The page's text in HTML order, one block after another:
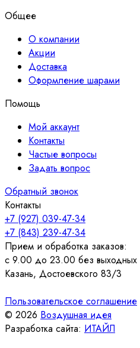
Общее
О компании
Акции
Доставка
Оформление шарами
Помощь
Мой аккаунт
Контакты
Частые вопросы
Задать вопрос
Обратный звонок
Контакты
+7 (927) 039-47-34
+7 (843) 239-47-34
Прием и обработка заказов:
с 9.00 до 23.00 без выходных
Казань, Достоевского 83/3
Пользовательское соглашение
© 2026 Воздушная идея
Разработка сайта: ИТАЙЛ